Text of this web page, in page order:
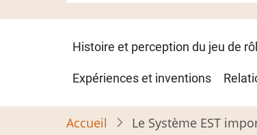
Navigation
principale
Histoire et perception du jeu de
Expériences et inventions
Accueil Le Système EST